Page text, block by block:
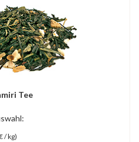
Tee
/ kg)